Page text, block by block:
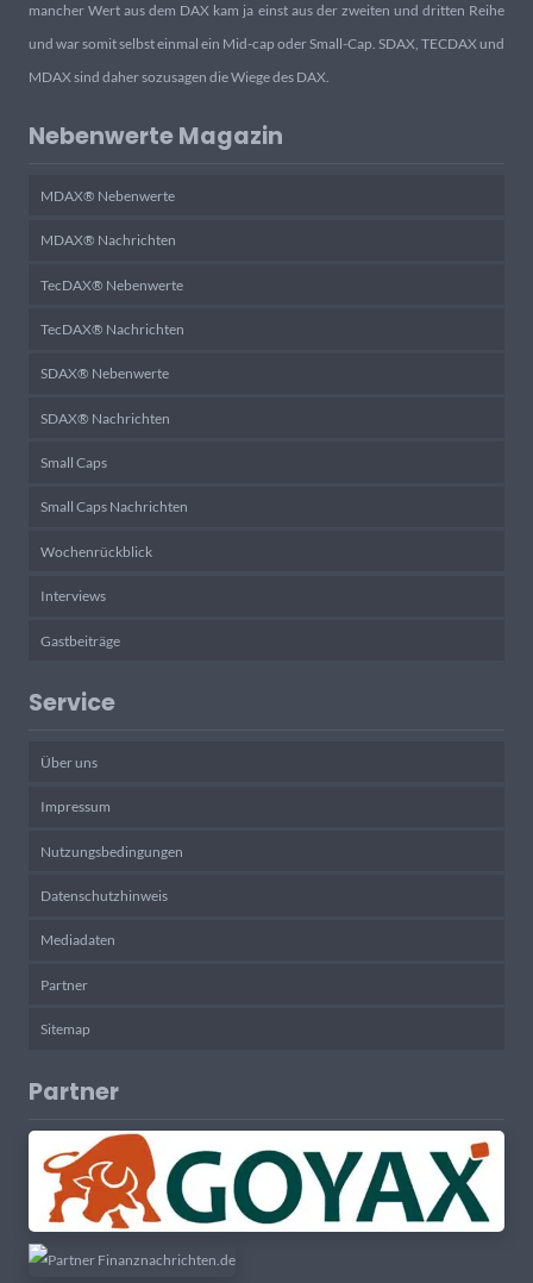
mancher Wert aus dem DAX kam ja einst aus der zweiten und dritten Reihe
und war somit selbst einmal ein Mid-cap oder Small-Cap. SDAX, TECDAX und
MDAX sind daher sozusagen die Wiege des DAX.
Nebenwerte Magazin
MDAX® Nebenwerte
MDAX® Nachrichten
TecDAX® Nebenwerte
TecDAX® Nachrichten
SDAX® Nebenwerte
SDAX® Nachrichten
Small Caps
Small Caps Nachrichten
Wochenrückblick
Interviews
Gastbeiträge
Service
Über uns
Impressum
Nutzungsbedingungen
Datenschutzhinweis
Mediadaten
Partner
Sitemap
Partner